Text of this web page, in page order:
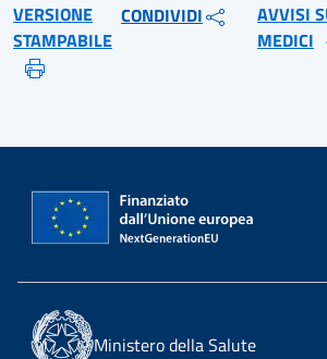
VERSIONE
STAMPABILE
CONDIVIDI
AVVISI
MEDICI
Ministero della Salute